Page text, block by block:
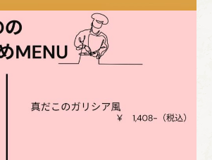
お
知
ら
せ
い
合